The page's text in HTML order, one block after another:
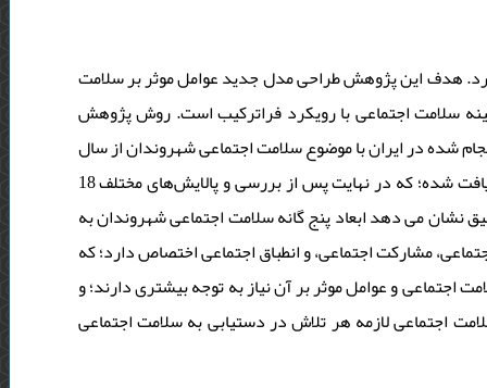
هدف این پژوهش طراحی مدل جدید عوامل موثر بر سلامت
سلامت اجتماعی با رویکرد فراترکیب است. روش پژوهش
شده در ایران با موضوع سلامت اجتماعی شهروندان از سال
1390 تا پایان سال 1400 تشکیل داده است. در کل تعداد 32 مقاله پژوهشی یافت شده؛ که در نهایت پس از بررسی و پالایش‌های مختلف 18
گردید. یافته های تحقیق نشان می دهد ابعاد پنج گانه سلامت اجتماعی شهروندان به
مشارکت اجتماعی، و انطباق اجتماعی اختصاص دارد؛ که
و عوامل موثر بر آن نیاز به توجه بیشتری دارند؛ و
اجتماعی لازمه هر تلاش در دستیابی به سلامت اجتماعی